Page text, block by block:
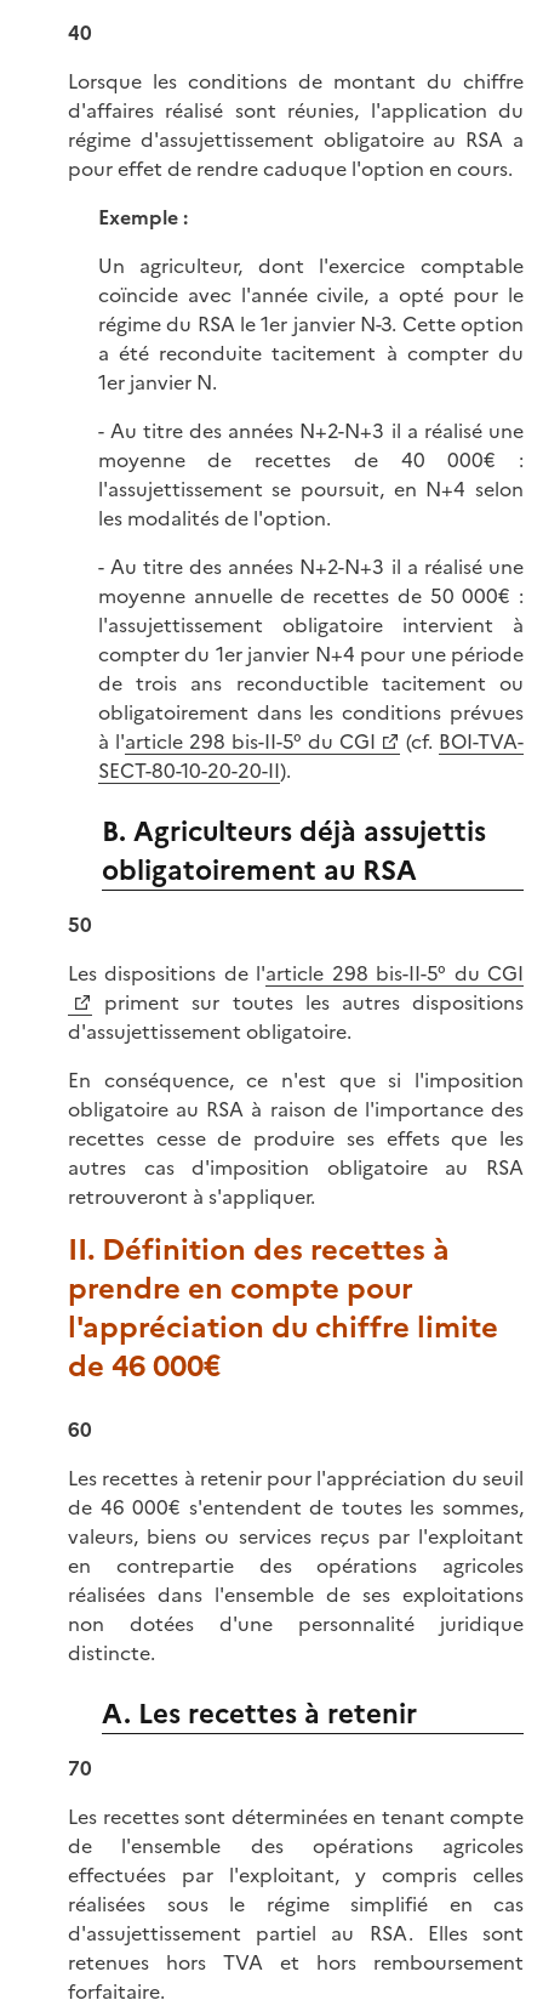
40
Lorsque les conditions de montant du chiffre
d'affaires réalisé sont réunies, l'application du
régime d'assujettissement obligatoire au RSA a
pour effet de rendre caduque l'option en cours.
Exemple :
Un agriculteur, dont l'exercice comptable
coïncide avec l'année civile, a opté pour le
régime du RSA le 1er janvier N-3. Cette option
a été reconduite tacitement à compter du
1er janvier N.
- Au titre des années N+2-N+3 il a réalisé une
moyenne de recettes de 40 000€ :
l'assujettissement se poursuit, en N+4 selon
les modalités de l'option.
- Au titre des années N+2-N+3 il a réalisé une
moyenne annuelle de recettes de 50 000€ :
l'assujettissement obligatoire intervient à
compter du 1er janvier N+4 pour une période
de trois ans reconductible tacitement ou
obligatoirement dans les conditions prévues
à l'article 298 bis-II-5° du CGI (cf. BOI-TVA-
SECT-80-10-20-20-II).
B. Agriculteurs déjà assujettis
obligatoirement au RSA
50
Les dispositions de l'article 298 bis-II-5° du CGI
priment sur toutes les autres dispositions
d'assujettissement obligatoire.
En conséquence, ce n'est que si l'imposition
obligatoire au RSA à raison de l'importance des
recettes cesse de produire ses effets que les
autres cas d'imposition obligatoire au RSA
retrouveront à s'appliquer.
II. Définition des recettes à
prendre en compte pour
l'appréciation du chiffre limite
de 46 000€
60
Les recettes à retenir pour l'appréciation du seuil
de 46 000€ s'entendent de toutes les sommes,
valeurs, biens ou services reçus par l'exploitant
en contrepartie des opérations agricoles
réalisées dans l'ensemble de ses exploitations
non dotées d'une personnalité juridique
distincte.
A. Les recettes à retenir
70
Les recettes sont déterminées en tenant compte
de l'ensemble des opérations agricoles
effectuées par l'exploitant, y compris celles
réalisées sous le régime simplifié en cas
d'assujettissement partiel au RSA. Elles sont
retenues hors TVA et hors remboursement
forfaitaire.